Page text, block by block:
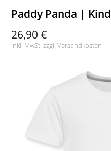
Paddy Panda |
26,90 €
inkl. MwSt. zzgl.Versandkosten